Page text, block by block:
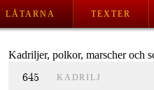
LÅTARNA TEXTER
Kadriljer, polkor, marscher och
645 KADRILJ